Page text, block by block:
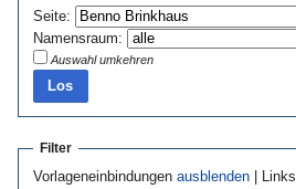
Navigation
springen
Suche
springen
Seite:
Namensraum:
Auswahl umkehren
Filter
Vorlageneinbindungen ausblenden| Links